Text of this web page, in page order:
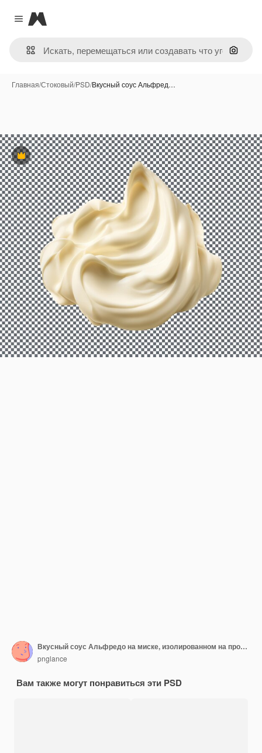
Close menu
Magnific
Поиск
Главная/Стоковый/PSD/Вкусный соус Альфред…
Премиум
Вкусный соус Альфредо на миске, изолированном на прозрачном фоне
pnglance
Вам также могут понравиться эти PSD